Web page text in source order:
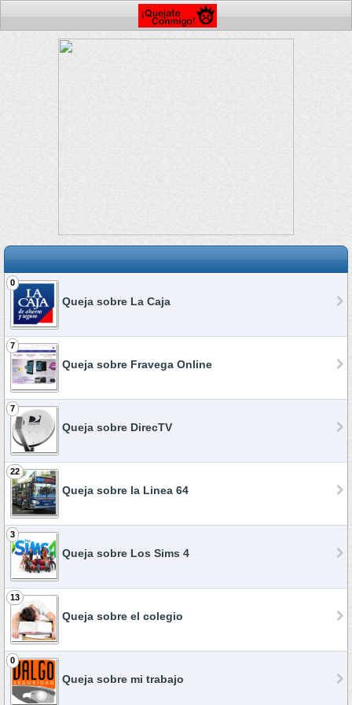
0
Queja sobre La Caja
7
Queja sobre Fravega Online
7
Queja sobre DirecTV
22
Queja sobre la Linea 64
3
Queja sobre Los Sims 4
13
Queja sobre el colegio
0
Queja sobre mi trabajo